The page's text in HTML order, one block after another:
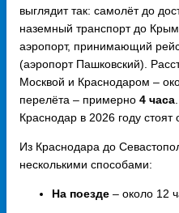
выглядит так: самолёт до
наземный транспорт до
аэропорт, принимающий
(аэропорт Пашковский).
Москвой и Краснодаром –
перелёта – примерно 4 часа
Краснодар в 2026 году стоят
Из Краснодара до
несколькими способами:
На поезде – около 12